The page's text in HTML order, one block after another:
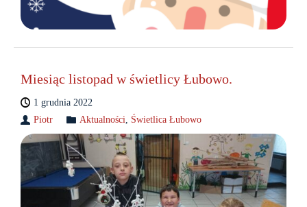
Miesiąc listopad w świetlicy Łubowo.
1 grudnia 2022
Piotr
Aktualności Świetlica Łubowo